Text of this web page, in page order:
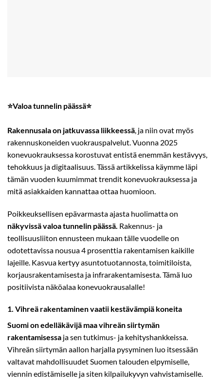
⭐Valoa tunnelin päässä⭐
Rakennusala on jatkuvassa liikkeessä, ja niin ovat myös
rakennuskoneiden vuokrauspalvelut. Vuonna 2025
konevuokrauksessa korostuvat entistä enemmän kestävyys,
tehokkuus ja digitaalisuus. Tässä artikkelissa käymme läpi
tämän vuoden kuumimmat trendit konevuokrauksessa ja
mitä asiakkaiden kannattaa ottaa huomioon.
Poikkeuksellisen epävarmasta ajasta huolimatta on
näkyvissä valoa tunnelin päässä. Rakennus- ja
teollisuusliiton ennusteen mukaan tälle vuodelle on
odotettavissa nousua 4 prosenttia rakentamisen kaikille
lajeille. Kasvua kertyy asuntotuotannosta, toimitiloista,
korjausrakentamisesta ja infrarakentamisesta. Tämä luo
positiivista näköalaa konevuokrausalalle!
1. Vihreä rakentaminen vaatii kestävämpiä koneita
Suomi on edelläkävijä maa vihreän siirtymän
rakentamisessa ja sen tutkimus- ja kehityshankkeissa.
Vihreän siirtymän aallon harjalla pysyminen luo itsessään
valtavat mahdollisuudet Suomen talouden elpymiselle,
viennin edistämiselle ja siten kilpailukyvyn vahvistamiselle.